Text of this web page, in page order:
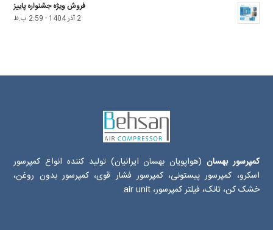
فروش ویژه جشنواره پاییز
2 آذر 1404 - 2:59 ب.ظ
کمپرسور بهسان (هواپویان بهسان ایرانیان) تولید کننده انواع کمپرسور
اسکرو، کمپرسور پیستونی، کمپرسور فشار قوی، کمپرسور بدون روغن،
خشک کن، تانک، فیلتر کمپرسور، air unit